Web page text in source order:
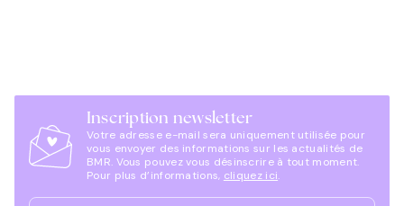
Inscription newsletter
Votre adresse e-mail sera uniquement utilisée pour
vous envoyer des informations sur les actualités de
BMR. Vous pouvez vous désinscrire à tout moment.
Pour plus d’informations, cliquez ici.